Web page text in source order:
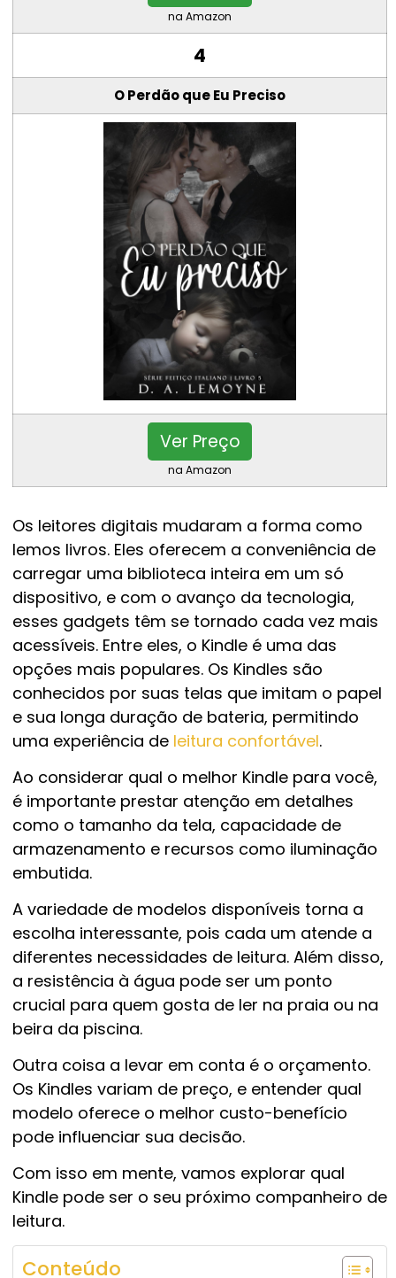
na Amazon
4
O Perdão que Eu Preciso
Ver Preço
na Amazon
Os leitores digitais mudaram a forma como
lemos livros. Eles oferecem a conveniência de
carregar uma biblioteca inteira em um só
dispositivo, e com o avanço da tecnologia,
esses gadgets têm se tornado cada vez mais
acessíveis. Entre eles, o Kindle é uma das
opções mais populares. Os Kindles são
conhecidos por suas telas que imitam o papel
e sua longa duração de bateria, permitindo
uma experiência de leitura confortável.
Ao considerar qual o melhor Kindle para você,
é importante prestar atenção em detalhes
como o tamanho da tela, capacidade de
armazenamento e recursos como iluminação
embutida.
A variedade de modelos disponíveis torna a
escolha interessante, pois cada um atende a
diferentes necessidades de leitura. Além disso,
a resistência à água pode ser um ponto
crucial para quem gosta de ler na praia ou na
beira da piscina.
Outra coisa a levar em conta é o orçamento.
Os Kindles variam de preço, e entender qual
modelo oferece o melhor custo-benefício
pode influenciar sua decisão.
Com isso em mente, vamos explorar qual
Kindle pode ser o seu próximo companheiro de
leitura.
Conteúdo